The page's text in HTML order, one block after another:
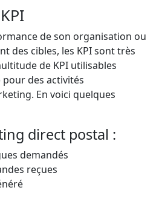
de son organisation ou
des cibles, les KPI sont très
de KPI utilisables
des activités
En voici quelques
direct postal :
demandés
reçues